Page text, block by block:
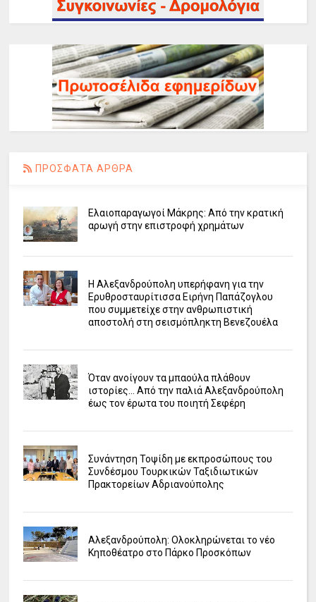
ΠΡΟΣΦΑΤΑ ΑΡΘΡΑ
Ελαιοπαραγωγοί Μάκρης: Από την κρατική
αρωγή στην επιστροφή χρημάτων
Η Αλεξανδρούπολη υπερήφανη για την
Ερυθροσταυρίτισσα Ειρήνη Παπάζογλου
που συμμετείχε στην ανθρωπιστική
αποστολή στη σεισμόπληκτη Βενεζουέλα
Όταν ανοίγουν τα μπαούλα πλάθουν
ιστορίες... Από την παλιά Αλεξανδρούπολη
έως τον έρωτα του ποιητή Σεφέρη
Συνάντηση Τοψίδη με εκπροσώπους του
Συνδέσμου Τουρκικών Ταξιδιωτικών
Πρακτορείων Αδριανούπολης
Αλεξανδρούπολη: Ολοκληρώνεται το νέο
Κηποθέατρο στο Πάρκο Προσκόπων